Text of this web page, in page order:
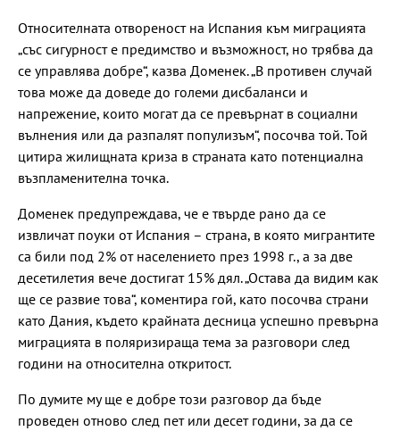
Относителната отвореност на Испания към миграцията
„със сигурност е предимство и възможност, но трябва да
се управлява добре“, казва Доменек. „В противен случай
това може да доведе до големи дисбаланси и
напрежение, които могат да се превърнат в социални
вълнения или да разпалят популизъм“, посочва той. Той
цитира жилищната криза в страната като потенциална
възпламенителна точка.
Доменек предупреждава, че е твърде рано да се
извличат поуки от Испания – страна, в която мигрантите
са били под 2% от населението през 1998 г., а за две
десетилетия вече достигат 15% дял. „Остава да видим как
ще се развие това“, коментира гой, като посочва страни
като Дания, където крайната десница успешно превърна
миграцията в поляризираща тема за разговори след
години на относителна откритост.
По думите му ще е добре този разговор да бъде
проведен отново след пет или десет години, за да се